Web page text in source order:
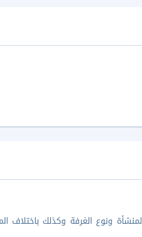
ونوع الغرفة وكذلك باختلاف